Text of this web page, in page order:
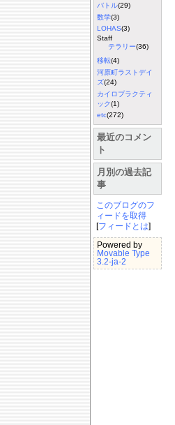
バトル(29)
数学(3)
LOHAS(3)
Staff
テラリー(36)
移転(4)
河原町ラストデイ
ズ(24)
カイロプラクティ
ック(1)
etc(272)
最近のコメン
ト
月別の過去記
事
このブログのフ
ィードを取得
[フィードとは]
Powered by
Movable Type
3.2-ja-2